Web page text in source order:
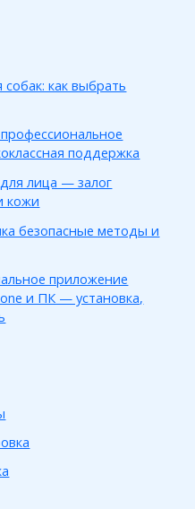
как выбрать
поддержка
лица — залог
кожи
безопасные методы и
приложение
и ПК — установка,